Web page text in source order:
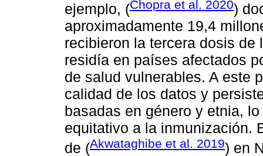
ejemplo, (Chopra et al. 2020)
aproximadamente 19,4
recibieron la tercera dosis
residía en países afectados
de salud vulnerables. A este
calidad de los datos y
basadas en género y etnia,
equitativo a la inmunización.
de (Akwataghibe et al. 2019) en